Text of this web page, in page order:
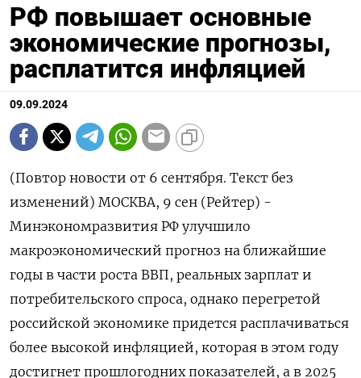
РФ повышает основные
экономические прогнозы,
расплатится инфляцией
09.09.2024
(Повтор новости от 6 сентября. Текст без
изменений) МОСКВА, 9 сен (Рейтер) -
Минэкономразвития РФ улучшило
макроэкономический прогноз на ближайшие
годы в части роста ВВП, реальных зарплат и
потребительского спроса, однако перегретой
российской экономике придется расплачиваться
более высокой инфляцией, которая в этом году
достигнет прошлогодних показателей, а в 2025